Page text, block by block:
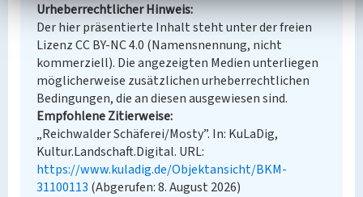
Urheberrechtlicher Hinweis
Der hier präsentierte Inhalt steht unter der freien
Lizenz CC BY-NC 4.0 (Namensnennung, nicht
kommerziell). Die angezeigten Medien unterliegen
möglicherweise zusätzlichen urheberrechtlichen
Bedingungen, die an diesen ausgewiesen sind.
Empfohlene Zitierweise
„Reichwalder Schäferei/Mosty”. In: KuLaDig,
Kultur.Landschaft.Digital. URL:
https://www.kuladig.de/Objektansicht/BKM-
31100113 (Abgerufen: 8. August 2026)